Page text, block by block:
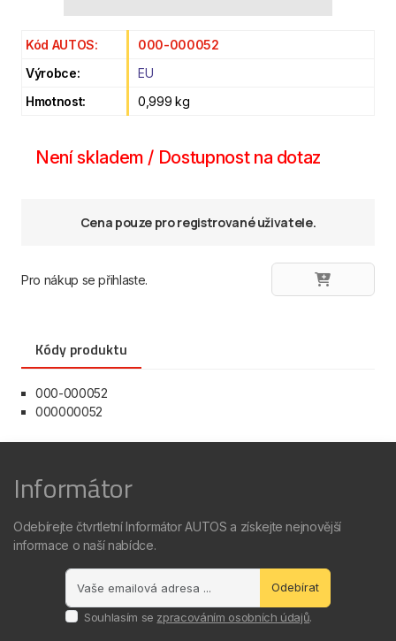
Kód AUTOS:
000-000052
Výrobce:
EU
Hmotnost:
0,999 kg
Není skladem / Dostupnost na dotaz
Cena pouze pro registrované uživatele.
Pro nákup se přihlaste.
Kódy produktu
000-000052
000000052
Informátor
Odebírejte čtvrtletní Informátor AUTOS a získejte nejnovější
informace o naší nabídce.
Odebírat
Souhlasím se zpracováním osobních údajů.